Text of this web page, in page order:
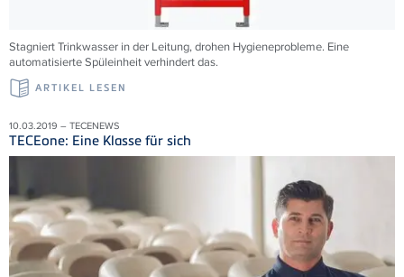
Stagniert Trinkwasser in der Leitung, drohen Hygieneprobleme. Eine
automatisierte Spüleinheit verhindert das.
ARTIKEL LESEN
10.03.2019 – TECENEWS
TECEone: Eine Klasse für sich